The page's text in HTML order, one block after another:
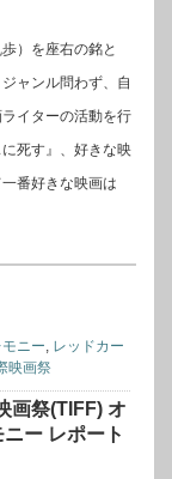
）を座右の銘と
ャンル問わず、自
イターの活動を行
死す』、好きな映
番好きな映画は
ニー, レッドカー
映画祭
画祭(TIFF) オ
ー レポート